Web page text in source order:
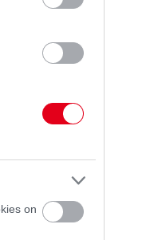
on
Ilyen lehet a jövő
Domenicali szerint